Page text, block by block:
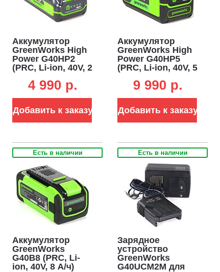
Аккумулятор
GreenWorks High
Power G40HP2
(PRC, Li-ion, 40V, 2
4 990 p.
Добавить к заказу
Аккумулятор
GreenWorks High
Power G40HP5
(PRC, Li-ion, 40V, 5
9 990 p.
Добавить к заказу
Есть в наличии
Аккумулятор
GreenWorks
G40B8 (PRC, Li-
ion, 40V, 8 А/ч)
Есть в наличии
Зарядное
устройство
GreenWorks
G40UCM2M для